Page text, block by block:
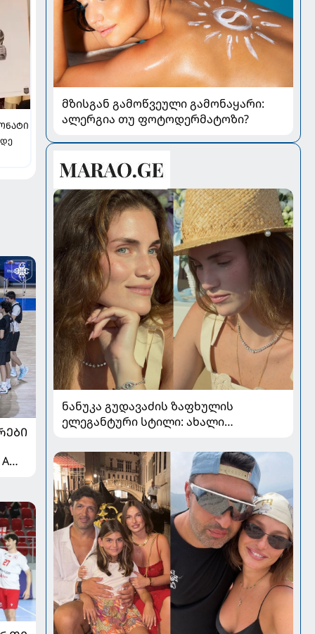
დე
მზისგან გამოწვეული გამონაყარი:
ალერგია თუ ფოტოდერმატოზი?
ნანუკა გუდავაძის ზაფხულის
ელეგანტური სტილი: ახალი
უნაკლო ბუნებრივობა